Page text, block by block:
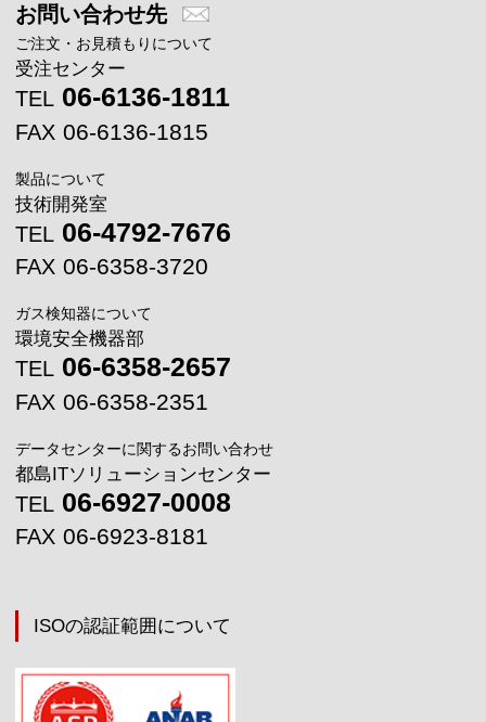
お問い合わせ先
ご注文・お見積もりについて
受注センター
TEL 06-6136-1811
FAX 06-6136-1815
製品について
技術開発室
TEL 06-4792-7676
FAX 06-6358-3720
ガス検知器について
環境安全機器部
TEL 06-6358-2657
FAX 06-6358-2351
データセンターに関するお問い合わせ
都島ITソリューションセンター
TEL 06-6927-0008
FAX 06-6923-8181
ISOの認証範囲について